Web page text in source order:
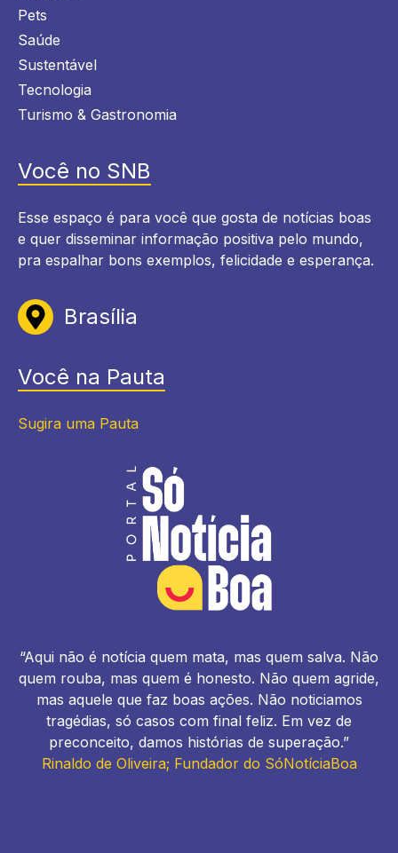
Pets
Saúde
Sustentável
Tecnologia
Turismo & Gastronomia
Você no SNB
Esse espaço é para você que gosta de notícias boas
e quer disseminar informação positiva pelo mundo,
pra espalhar bons exemplos, felicidade e esperança.
Brasília
Você na Pauta
Sugira uma Pauta
“Aqui não é notícia quem mata, mas quem salva. Não
quem rouba, mas quem é honesto. Não quem agride,
mas aquele que faz boas ações. Não noticiamos
tragédias, só casos com final feliz. Em vez de
preconceito, damos histórias de superação.”
Rinaldo de Oliveira; Fundador do SóNotíciaBoa